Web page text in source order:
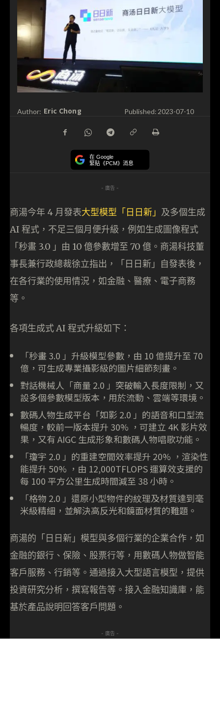
Author: Eric Chong Published: 2023-07-10
在 Google
緊貼《PCM》消息
- 廣告 -
商湯今年 4 月發表大型模型「日日新」 及多個生成
AI 程式，不足三個月便升級，例如生成圖像程式
「秒畫 3.0 」由 10 億參數增至 70 億。商湯科技董
事長兼行政總裁徐立指出，「日日新」自發表後，
在各行業的使用情況，如金融、醫療、電子商務
等。
各項生成式 AI 程式升級如下：
「秒畫 3.0 」升級模型參數，由 10 億提升至 70
億，可生成專業攝影級的圖片細節刻畫。
對話機械人「商量 2.0 」突破輸入長度限制，又
設多個參數模型版本，用於流動、雲端等環境。
數碼人物生成平台「如影 2.0 」的語音和口型流
暢度，較前一版本提升 30% ，可建立 4K 影片效
果，又有 AIGC 生成形象和數碼人物唱歌功能。
「瓊宇 2.0 」的重建空間效率提升 20% ，渲染性
能提升 50% ，由 12,000TFLOPS 運算效支援的
每 100 平方公里生成時間減至 38 小時。
「格物 2.0 」還原小型物件的紋理及材質達到毫
米級精細，並解決高反光和鏡面材質的難題。
商湯的「日日新」模型與多個行業的企業合作，如
金融的銀行、保險、股票行等，用數碼人物做智能
客戶服務、行銷等。通過接入大型語言模型，提供
投資研究分析，撰寫報告等。接入金融知識庫，能
基於產品說明回答客戶問題。
- 廣告 -